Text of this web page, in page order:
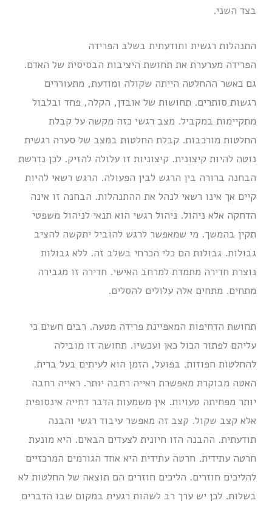
בצד השני.
התנהלות רגשית ותודעתית בשלב הפרידה
הפרידה מערערת את תחושת היציבות הבסיסית של האדם.
גם כאשר ההחלטה הייתה שקולה ומודעת, מתעוררים
רגשות סותרים. תחושות של אובדן, הקלה, פחד ובלבול
מתקיימות במקביל. מצב רגשי כזה מקשה על קבלת
החלטות מורכבות. קבלת החלטות במצב של סערה רגשית
נוטה להיות קיצונית. קיצוניות זו עלולה להזיק. לכן נדרשת
הבחנה ברורה בין הרגש לבין הפעולה. הרגש רשאי להיות
קיים אך אינו רשאי לנהל את ההתנהלות. הבחנה זו אינה
הדחקה אלא ניהול. ניהול רגשי הוא תנאי לניהול משפטי
תקין בהמשך. מי שמאפשר לרגש להוביל יתקשה להציב
גבולות. גבולות הם כלי הכרחי בשלב זה. ללא גבולות
נוצרת חדירה מתמדת למרחב האישי. חדירה זו מגבירה
מתחים. מתחים אלה עלולים להסלים.
תחושת הדחיפות המאפיינת פרידה מטעה. רבים חשים כי
עליהם לפתור הכול כאן ועכשיו. תחושה זו מובילה
להחלטות חפוזות. בפועל, הזמן הוא לעיתים בעל ברית.
האטה מבוקרת מאפשרת ראייה רחבה יותר. ראייה רחבה
יותר מפחיתה טעויות. אין משמעות הדבר דחייה אינסופית
אלא קצב שקול. קצב זה מאפשר עיבוד רגשי והבנה
תודעתית. ההבנה הזו חיונית לצעדים הבאים. היא מונעת
חרטה עתידית. חרטה עתידית היא אחד הגורמים המרכזיים
להליכים חוזרים. הליכים חוזרים הם תוצאה של החלטות לא
בשלות. לכן יש ערך רב לשהות רגעית במקום שבו הדברים